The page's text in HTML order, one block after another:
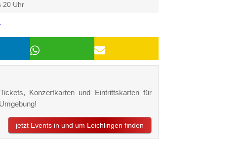
20 Uhr
Konzertkarten und Eintrittskarten für
jetzt Events in und um Leichlingen finden